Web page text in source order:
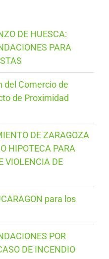
DE HUESCA:
PARA
del Comercio de
de Proximidad
DE ZARAGOZA
HIPOTECA PARA
VIOLENCIA DE
para los
POR
DE INCENDIO